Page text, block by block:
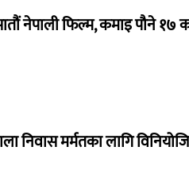
नेपाली फिल्म, कमाइ पौने १७
निवास मर्मतका लागि